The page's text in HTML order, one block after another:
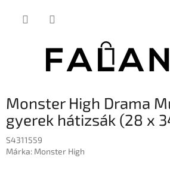
Monster High Drama
gyerek hátizsák (28 x
S4311559
Márka: Monster High